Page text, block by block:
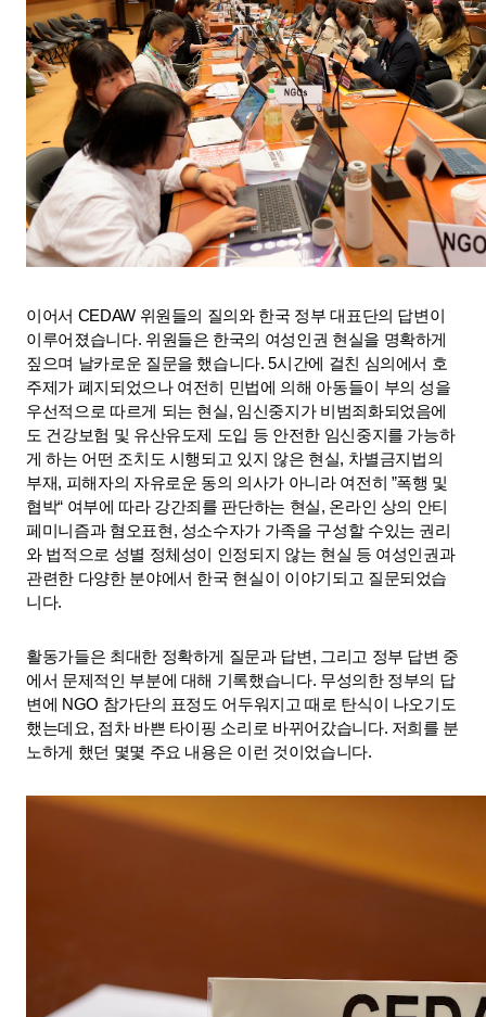
이어서 CEDAW 위원들의 질의와 한국 정부 대표단의 답변이
이루어졌습니다. 위원들은 한국의 여성인권 현실을 명확하게
짚으며 날카로운 질문을 했습니다. 5시간에 걸친 심의에서 호
주제가 폐지되었으나 여전히 민법에 의해 아동들이 부의 성을
우선적으로 따르게 되는 현실, 임신중지가 비범죄화되었음에
도 건강보험 및 유산유도제 도입 등 안전한 임신중지를 가능하
게 하는 어떤 조치도 시행되고 있지 않은 현실, 차별금지법의
부재, 피해자의 자유로운 동의 의사가 아니라 여전히 ”폭행 및
협박“ 여부에 따라 강간죄를 판단하는 현실, 온라인 상의 안티
페미니즘과 혐오표현, 성소수자가 가족을 구성할 수있는 권리
와 법적으로 성별 정체성이 인정되지 않는 현실 등 여성인권과
관련한 다양한 분야에서 한국 현실이 이야기되고 질문되었습
니다.
활동가들은 최대한 정확하게 질문과 답변, 그리고 정부 답변 중
에서 문제적인 부분에 대해 기록했습니다. 무성의한 정부의 답
변에 NGO 참가단의 표정도 어두워지고 때로 탄식이 나오기도
했는데요, 점차 바쁜 타이핑 소리로 바뀌어갔습니다. 저희를 분
노하게 했던 몇몇 주요 내용은 이런 것이었습니다.